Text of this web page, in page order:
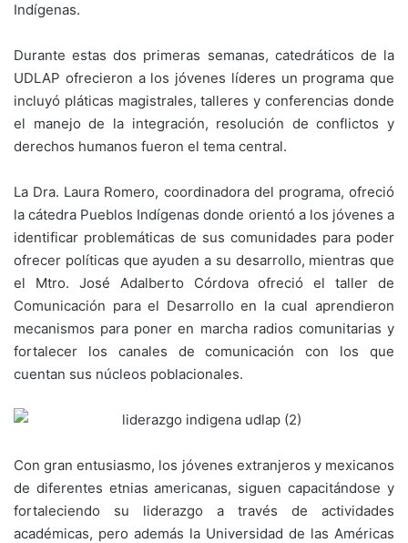
Indígenas.
Durante estas dos primeras semanas, catedráticos de la
UDLAP ofrecieron a los jóvenes líderes un programa que
incluyó pláticas magistrales, talleres y conferencias donde
el manejo de la integración, resolución de conflictos y
derechos humanos fueron el tema central.
La Dra. Laura Romero, coordinadora del programa, ofreció
la cátedra Pueblos Indígenas donde orientó a los jóvenes a
identificar problemáticas de sus comunidades para poder
ofrecer políticas que ayuden a su desarrollo, mientras que
el Mtro. José Adalberto Córdova ofreció el taller de
Comunicación para el Desarrollo en la cual aprendieron
mecanismos para poner en marcha radios comunitarias y
fortalecer los canales de comunicación con los que
cuentan sus núcleos poblacionales.
Con gran entusiasmo, los jóvenes extranjeros y mexicanos
de diferentes etnias americanas, siguen capacitándose y
fortaleciendo su liderazgo a través de actividades
académicas, pero además la Universidad de las Américas